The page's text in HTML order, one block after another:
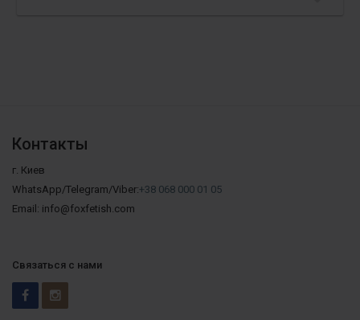
Контакты
г. Киев
WhatsApp/Telegram/Viber:+38 068 000 01 05
Email: info@foxfetish.com
Связаться с нами